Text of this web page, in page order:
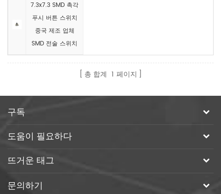
7.3x7.3 SMD 촉각
푸시 버튼 스위치
중국 제조 업체
SMD 전술 스위치
총 합계 1 페이지
구독
도움이 필요하다
뜨거운 태그
문의하기